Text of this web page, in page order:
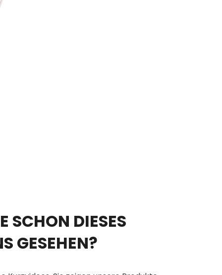
SCHON DIESES
GESEHEN?